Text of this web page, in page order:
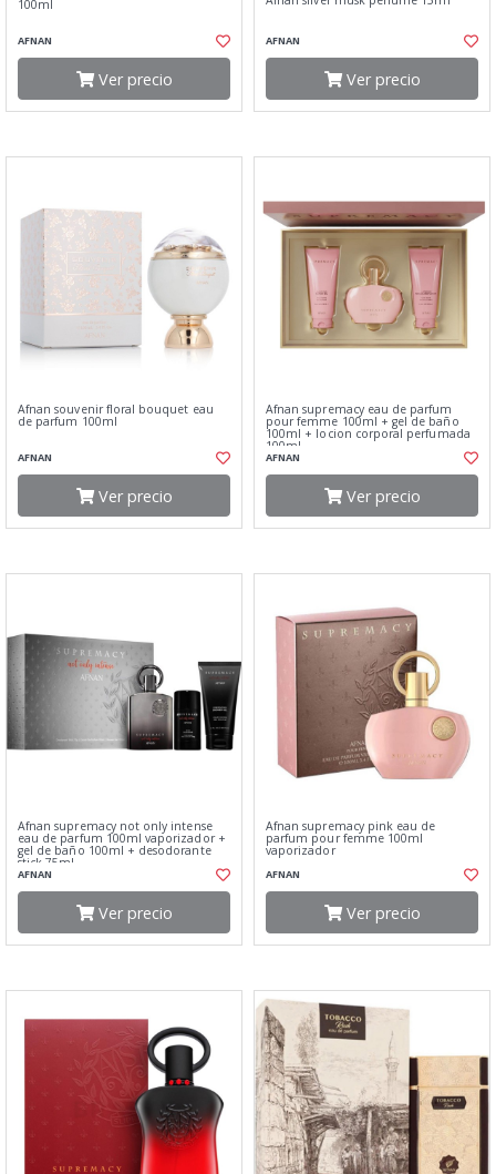
100ml
AFNAN
Ver precio
AFNAN
Ver precio
Afnan souvenir floral bouquet eau
de parfum 100ml
AFNAN
Ver precio
Afnan supremacy eau de parfum
pour femme 100ml + gel de baño
100ml + locion corporal perfumada
100ml
AFNAN
Ver precio
Afnan supremacy not only intense
eau de parfum 100ml vaporizador +
gel de baño 100ml + desodorante
stick 75ml
AFNAN
Ver precio
Afnan supremacy pink eau de
parfum pour femme 100ml
vaporizador
AFNAN
Ver precio